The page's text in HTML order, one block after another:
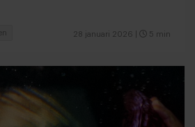
28 januari 2026 5 min